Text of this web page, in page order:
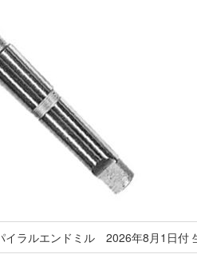
イラルエンドミル 2026年8月1日付